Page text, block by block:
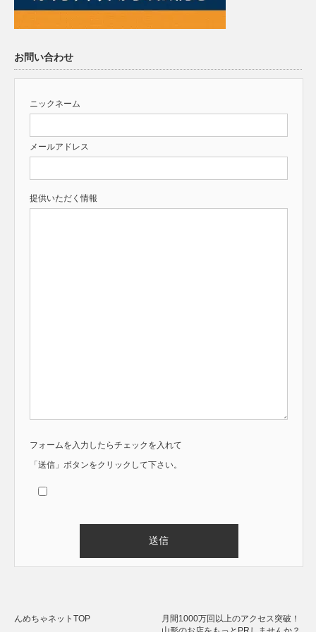
お問い合わせ
ニックネーム
メールアドレス
提供いただく情報
フォームを入力したらチェックを入れて
「送信」ボタンをクリックして下さい。
んめちゃネットTOP
月間1000万回以上のアクセス突破！